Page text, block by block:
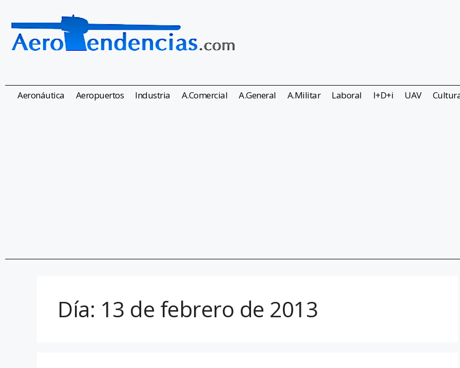
Aeronáutica Aeropuertos Industria A.Comercial A.General A.Militar Laboral I+D+i UAV
Día: 13 de febrero de 2013